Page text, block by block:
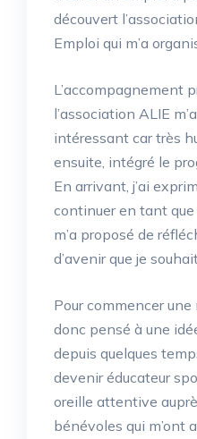
découvert
Emploi qui m’a
L’accompagnement
l’association ALIE
intéressant car très
ensuite, intégré le
En arrivant, j’ai
continuer en tant que
m’a proposé de
d’avenir que je
Pour commencer une
donc pensé à une
depuis quelques
devenir éducateur
oreille attentive
bénévoles qui m’ont